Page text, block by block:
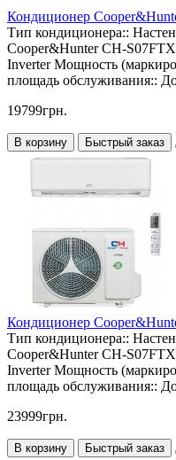
Кондиционер
Тип кондиционера::
Cooper&Hunter CH-
Inverter Мощность
площадь обслуживания::
19799грн.
В корзину Быстрый заказ
Кондиционер
Тип кондиционера::
Cooper&Hunter CH-
Inverter Мощность
площадь обслуживания::
23999грн.
В корзину Быстрый заказ